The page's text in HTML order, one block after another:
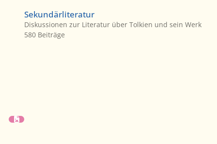
Sekundärliteratur
Diskussionen zur Literatur über Tolkien und sein Werk
580 Beiträge